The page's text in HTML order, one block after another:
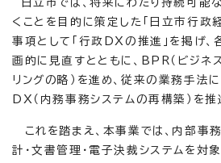
日立市では、将来にわたり持続可能
くことを目的に策定した「日立市行政
事項として「行政DXの推進」を掲げ、
画的に見直すとともに、BPR（ビジネ
リングの略）を進め、従来の業務手法
DX（内務事務システムの再構築）を推
これを踏まえ、本事業では、内部事
計・文書管理・電子決裁システムを対